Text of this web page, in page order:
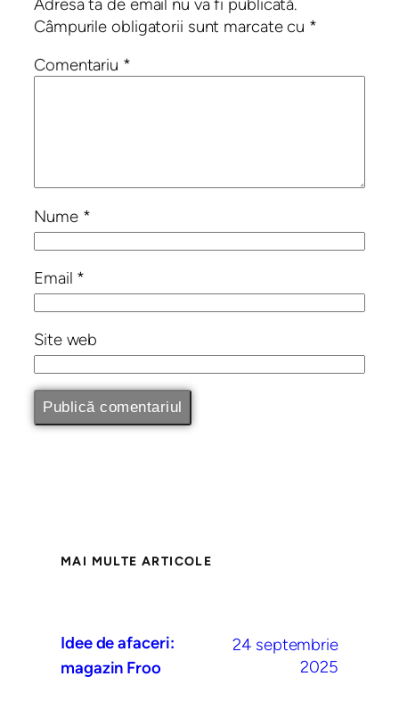
Câmpurile obligatorii sunt marcate cu *
Comentariu *
Nume *
Email *
Site web
MAI MULTE ARTICOLE
Idee de afaceri:
magazin Froo
24 septembrie
2025